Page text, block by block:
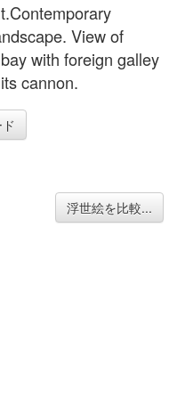
View of
with foreign galley
cannon.
浮世絵を比較...